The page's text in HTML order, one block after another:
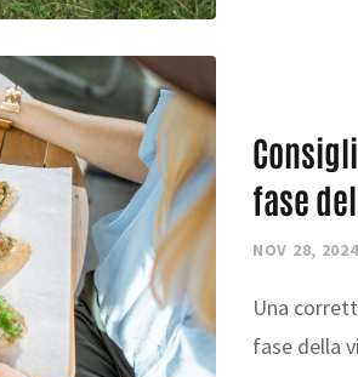
fase
NOV 28, 2024
Una
fase della